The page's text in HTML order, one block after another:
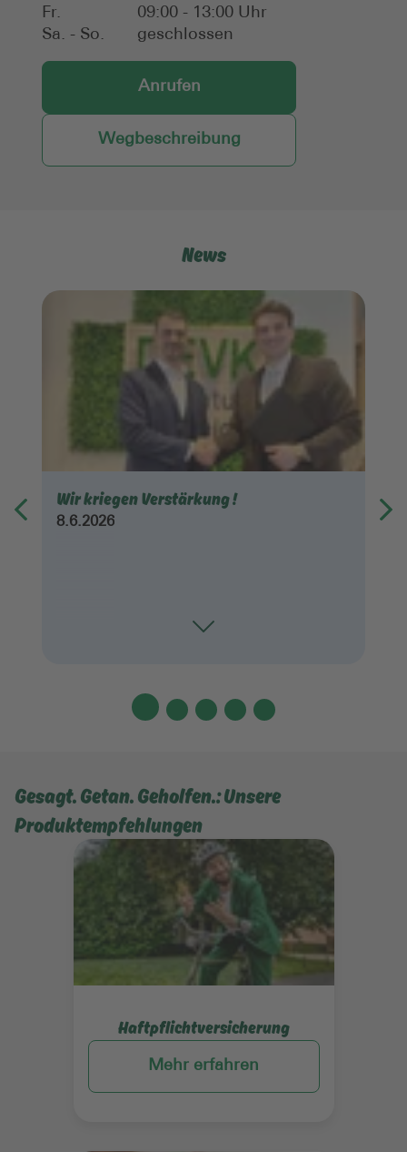
Fr.
09:00 - 13:00 Uhr
Sa. - So.
geschlossen
Anrufen
Wegbeschreibung
News
Wir kriegen Verstärkung !
8.6.2026
Gesagt. Getan. Geholfen.: Unsere
Produktempfehlungen
Haftpflichtversicherung
Mehr erfahren
Mehr erfahren